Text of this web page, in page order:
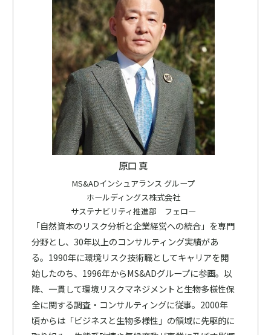
原口 真
MS&ADインシュアランス グループ
ホールディングス株式会社
サステナビリティ推進部 フェロー
「自然資本のリスク分析と企業経営への統合」を専門
分野とし、30年以上のコンサルティング実績があ
る。1990年に環境リスク技術職としてキャリアを開
始したのち、1996年からMS&ADグループに参画。以
降、一貫して環境リスクマネジメントと生物多様性保
全に関する調査・コンサルティングに従事。2000年
頃からは「ビジネスと生物多様性」の領域に先駆的に